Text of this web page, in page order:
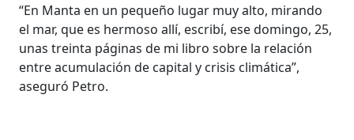
“En Manta en un pequeño lugar muy alto, mirando
el mar, que es hermoso allí, escribí, ese domingo, 25,
unas treinta páginas de mi libro sobre la relación
entre acumulación de capital y crisis climática”,
aseguró Petro.